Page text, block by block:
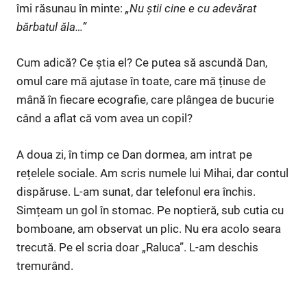
îmi răsunau în minte: „Nu știi cine e cu adevărat
bărbatul ăla…”
Cum adică? Ce știa el? Ce putea să ascundă Dan,
omul care mă ajutase în toate, care mă ținuse de
mână în fiecare ecografie, care plângea de bucurie
când a aflat că vom avea un copil?
A doua zi, în timp ce Dan dormea, am intrat pe
rețelele sociale. Am scris numele lui Mihai, dar contul
dispăruse. L-am sunat, dar telefonul era închis.
Simțeam un gol în stomac. Pe noptieră, sub cutia cu
bomboane, am observat un plic. Nu era acolo seara
trecută. Pe el scria doar „Raluca”. L-am deschis
tremurând.